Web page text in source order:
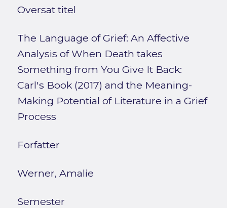
Oversat titel
The Language of Grief: An Affective
Analysis of When Death takes
Something from You Give It Back:
Carl's Book (2017) and the Meaning-
Making Potential of Literature in a Grief
Process
Forfatter
Werner, Amalie
Semester